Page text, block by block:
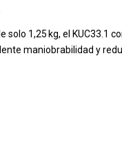
solo 1,25 kg, el KUC33.1
maniobrabilidad y